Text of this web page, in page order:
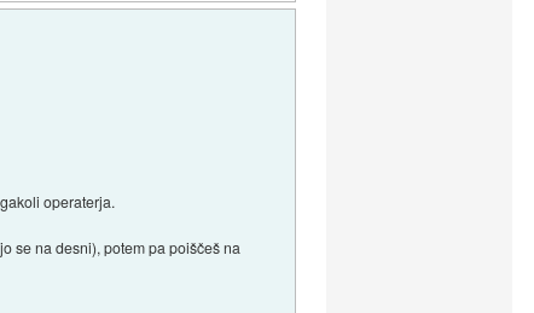
operaterja.
se na desni), potem pa poiščeš na